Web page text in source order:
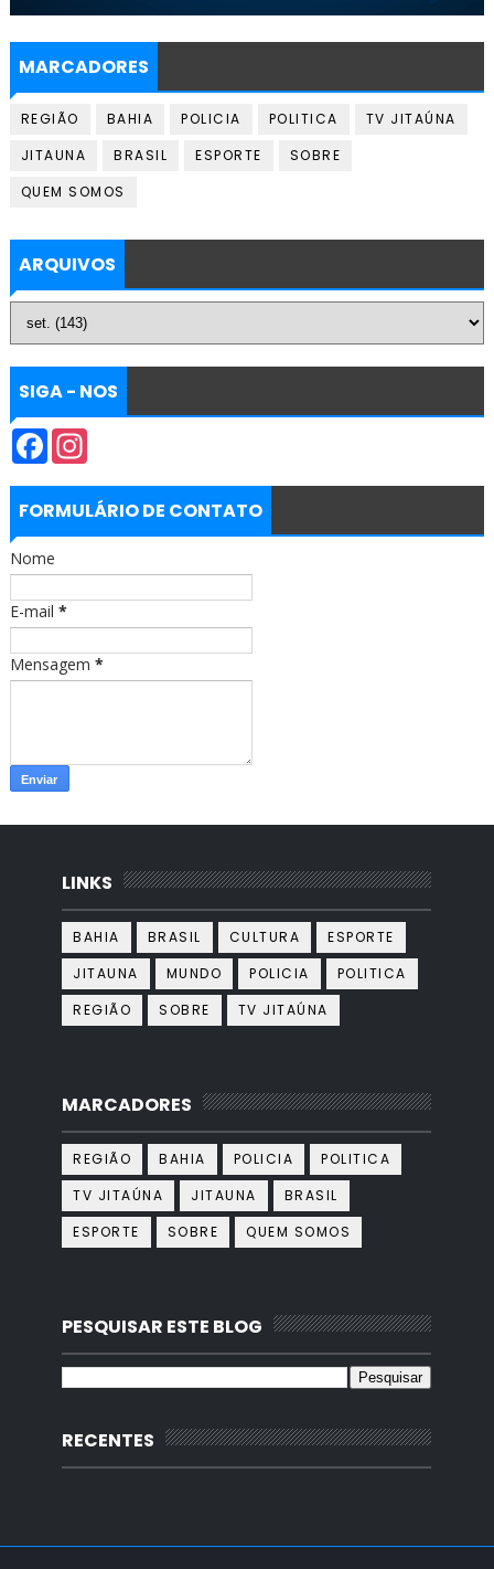
MARCADORES
REGIÃO BAHIA POLICIA POLITICA
TV JITAÚNA
JITAUNA
BRASIL ESPORTE
SOBRE
QUEM SOMOS
ARQUIVOS
SIGA - NOS
F
e
b
o
k
I
t
a
r
m
FORMULÁRIO DE CONTATO
Nome
E-mail *
Mensagem *
LINKS
BAHIA BRASIL CULTURA
ESPORTE
JITAUNA
MUNDO POLICIA
POLITICA
REGIÃO
SOBRE TV JITAÚNA
MARCADORES
REGIÃO BAHIA POLICIA
POLITICA
TV JITAÚNA
JITAUNA
BRASIL
ESPORTE
SOBRE QUEM SOMOS
PESQUISAR ESTE BLOG
RECENTES